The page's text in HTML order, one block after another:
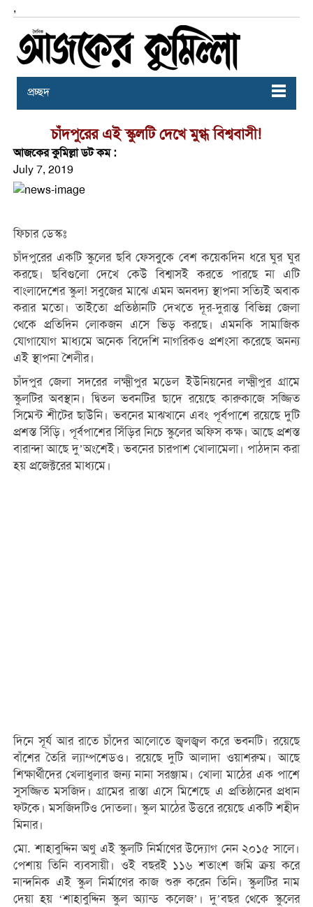
,
প্রচ্ছদ
চাঁদপুরের এই স্কুলটি দেখে মুগ্ধ বিশ্ববাসী!
আজকের কুমিল্লা ডট কম :
July 7, 2019
ফিচার ডেস্কঃ
চাঁদপুরের একটি স্কুলের ছবি ফেসবুুকে বেশ কয়েকদিন ধরে ঘুর ঘুর
করছে। ছবিগুলো দেখে কেউ বিশ্বাসই করতে পারছে না এটি
বাংলাদেশের স্কুল! সবুজের মাঝে এমন অনবদ্য স্থাপনা সত্যিই অবাক
করার মতো। তাইতো প্রতিষ্ঠানটি দেখতে দূর-দুরান্ত বিভিন্ন জেলা
থেকে প্রতিদিন লোকজন এসে ভিড় করছে। এমনকি সামাজিক
যোগাযোগ মাধ্যমে অনেক বিদেশি নাগরিকও প্রশংসা করেছে অনন্য
এই স্থাপনা শৈলীর।
চাঁদপুর জেলা সদরের লক্ষ্মীপুর মডেল ইউনিয়নের লক্ষ্মীপুর গ্রামে
স্কুলটির অবস্থান। দ্বিতল ভবনটির ছাদে রয়েছে কারুকাজে সজ্জিত
সিমেন্ট শীটের ছাউনি। ভবনের মাঝখানে এবং পূর্বপাশে রয়েছে দুটি
প্রশস্ত সিঁড়ি। পূর্বপাশের সিঁড়ির নিচে স্কুলের অফিস কক্ষ। আছে প্রশস্ত
বারান্দা আছে দু’অংশেই। ভবনের চারপাশ খোলামেলা। পাঠদান করা
হয় প্রজেক্টরের মাধ্যমে।
দিনে সূর্য আর রাতে চাঁদের আলোতে জ্বলজ্বল করে ভবনটি। রয়েছে
বাঁশের তৈরি ল্যাম্পশেডও। রয়েছে দুটি আলাদা ওয়াশরুম। আছে
শিক্ষার্থীদের খেলাধুলার জন্য নানা সরঞ্জাম। খোলা মাঠের এক পাশে
সুসজ্জিত মসজিদ। গ্রামের রাস্তা এসে মিশেছে এ প্রতিষ্ঠানের প্রধান
ফটকে। মসজিদটিও দোতলা। স্কুল মাঠের উত্তরে রয়েছে একটি শহীদ
মিনার।
মো. শাহাবুদ্দিন অণু এই স্কুলটি নির্মাণের উদ্যোগ নেন ২০১৫ সালে।
পেশায় তিনি ব্যবসায়ী। ওই বছরই ১১৬ শতাংশ জমি ক্রয় করে
নান্দনিক এই স্কুল নির্মাণের কাজ শুরু করেন তিনি। স্কুলটির নাম
দেয়া হয় ‘শাহাবুদ্দিন স্কুল অ্যান্ড কলেজ’। দু’বছর থেকে স্কুলের